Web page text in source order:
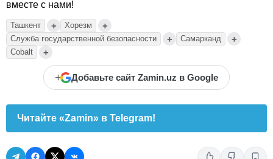
вместе с нами!
Ташкент + Хорезм +
Служба государственной безопасности + Самарканд +
Cobalt +
+ Добавьте сайт Zamin.uz в Google
Читайте «Zamin» в Telegram!